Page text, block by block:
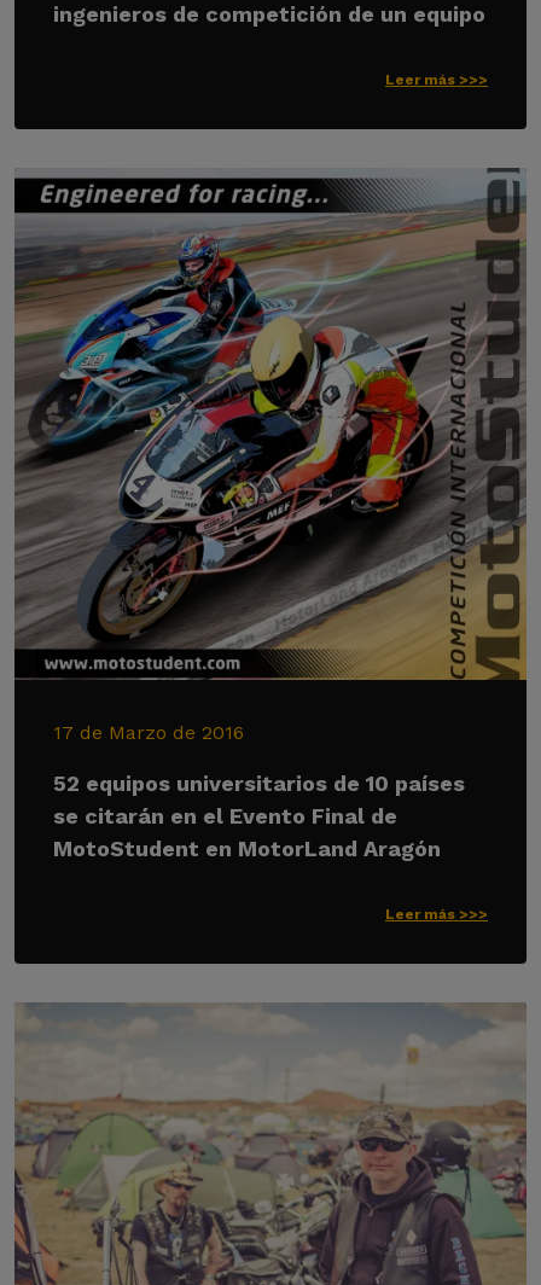
ingenieros de competición de un equipo
Leer más >>>
17 de Marzo de 2016
52 equipos universitarios de 10 países
se citarán en el Evento Final de
MotoStudent en MotorLand Aragón
Leer más >>>